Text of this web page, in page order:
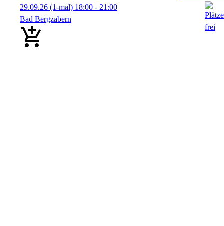
29.09.26 (1-mal) 18:00 - 21:00
Bad Bergzabern